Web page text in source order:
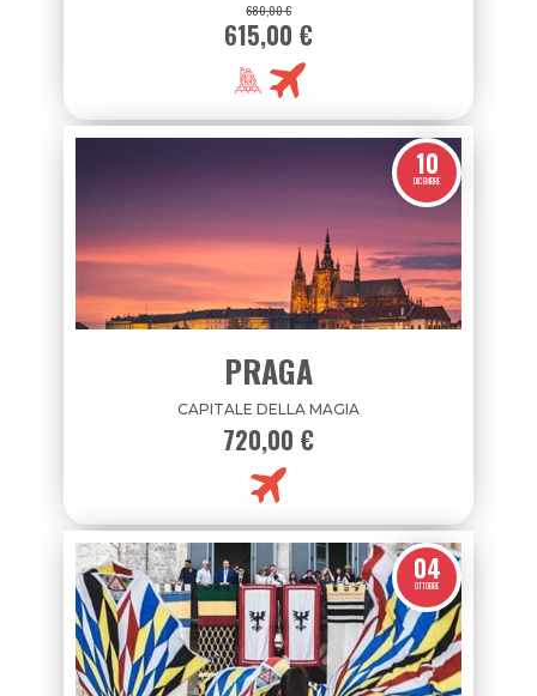
680,00 €
615,00 €
10
DICEMBRE
PRAGA
CAPITALE DELLA MAGIA
720,00 €
04
OTTOBRE